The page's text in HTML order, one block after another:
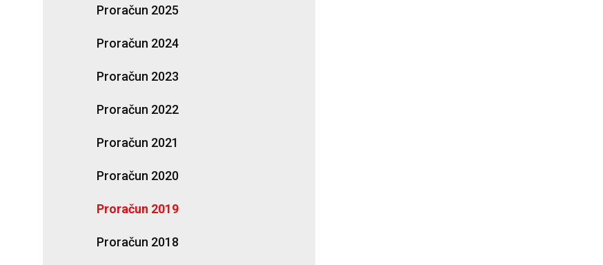
Proračun 2025
Proračun 2024
Proračun 2023
Proračun 2022
Proračun 2021
Proračun 2020
Proračun 2019
Proračun 2018